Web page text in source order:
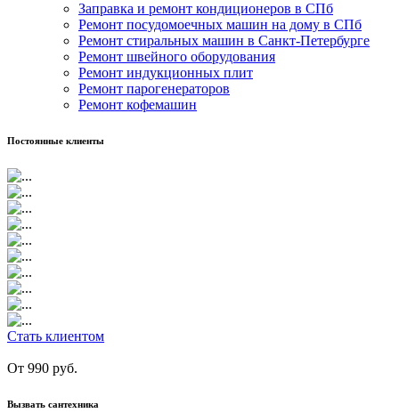
Заправка и ремонт кондиционеров в СПб
Ремонт посудомоечных машин на дому в СПб
Ремонт стиральных машин в Санкт-Петербурге
Ремонт швейного оборудования
Ремонт индукционных плит
Ремонт парогенераторов
Ремонт кофемашин
Постоянные клиенты
Стать клиентом
От 990 руб.
Вызвать сантехника